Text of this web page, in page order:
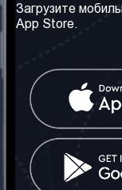
Наши сервисы
Контакт
Грузия: Тбилиси
Телефон:
Загрузите
App Store.